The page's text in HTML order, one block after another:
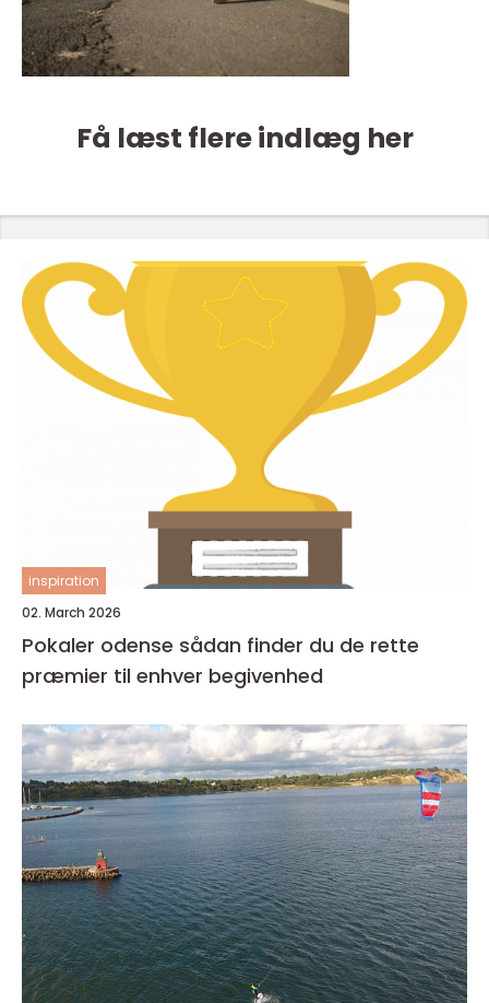
Få læst flere indlæg her
inspiration
02. March 2026
Pokaler odense sådan finder du de rette
præmier til enhver begivenhed